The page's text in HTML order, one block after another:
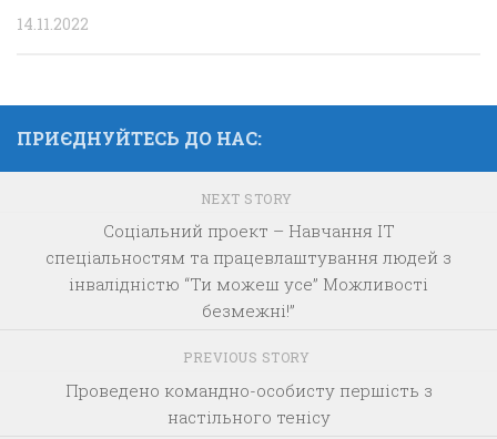
14.11.2022
ПРИЄДНУЙТЕСЬ ДО НАС:
NEXT STORY
Соціальний проект – Навчання IT
спеціальностям та працевлаштування людей з
інвалідністю “Ти можеш усе” Можливості
безмежні!”
PREVIOUS STORY
Проведено командно-особисту першість з
настільного тенісу